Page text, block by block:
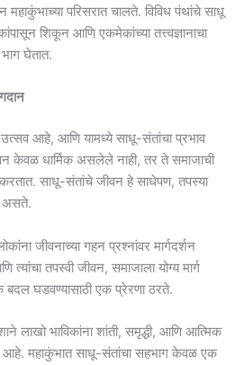
परिसरात चालते. विविध पंथांचे साधू
शिकून आणि एकमेकांच्या तत्त्वज्ञानाचा
घेतात.
आहे, आणि यामध्ये साधू-संतांचा प्रभाव
केवळ धार्मिक असलेले नाही, तर ते समाजाची
साधू-संतांचे जीवन हे साधेपण, तपस्या
असते.
जीवनाच्या गहन प्रश्नांवर मार्गदर्शन
तपस्वी जीवन, समाजाला योग्य मार्ग
बदल घडवण्यासाठी एक प्रेरणा ठरते.
लाखो भाविकांना शांती, समृद्धी, आणि आत्मिक
आहे. महाकुंभात साधू-संतांचा सहभाग केवळ एक